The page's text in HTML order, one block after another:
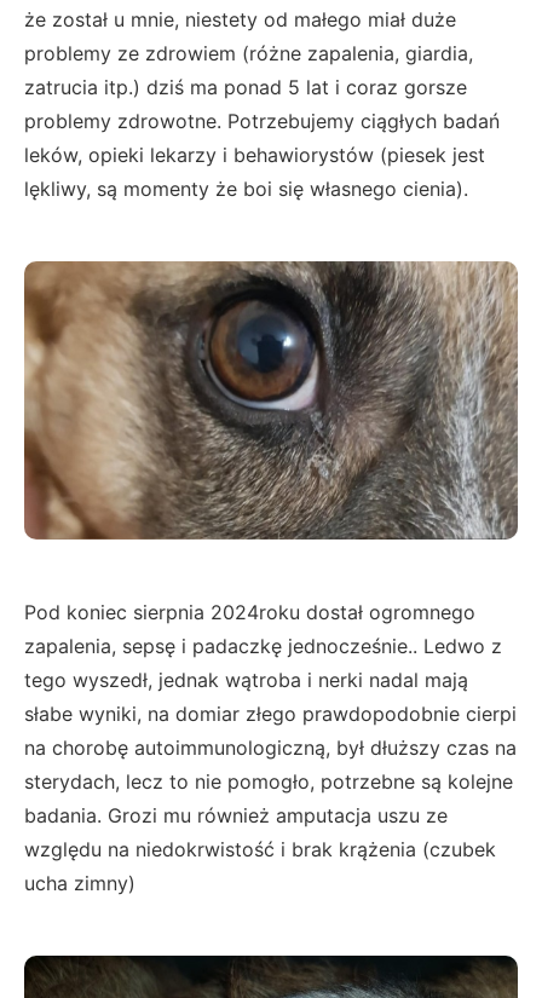
że został u mnie, niestety od małego miał duże
problemy ze zdrowiem (różne zapalenia, giardia,
zatrucia itp.) dziś ma ponad 5 lat i coraz gorsze
problemy zdrowotne. Potrzebujemy ciągłych badań
leków, opieki lekarzy i behawiorystów (piesek jest
lękliwy, są momenty że boi się własnego cienia).
Pod koniec sierpnia 2024roku dostał ogromnego
zapalenia, sepsę i padaczkę jednocześnie.. Ledwo z
tego wyszedł, jednak wątroba i nerki nadal mają
słabe wyniki, na domiar złego prawdopodobnie cierpi
na chorobę autoimmunologiczną, był dłuższy czas na
sterydach, lecz to nie pomogło, potrzebne są kolejne
badania. Grozi mu również amputacja uszu ze
względu na niedokrwistość i brak krążenia (czubek
ucha zimny)